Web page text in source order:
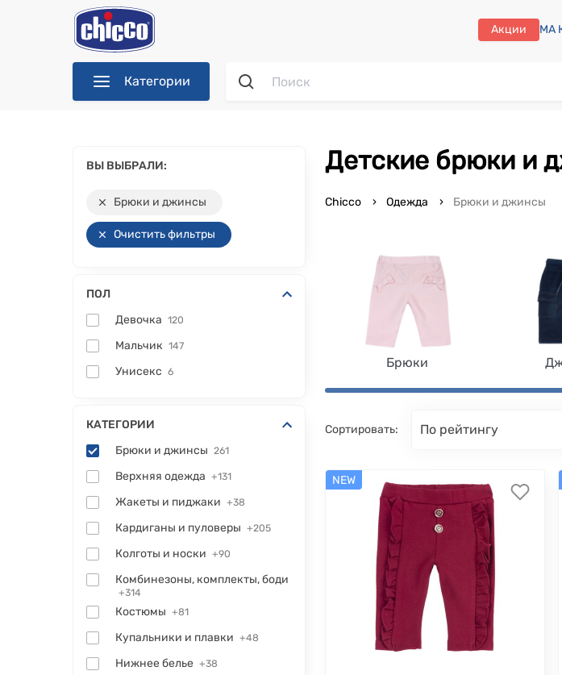
Акции МА
Категории
ВЫ ВЫБРАЛИ:
Брюки и джинсы
Очистить фильтры
ПОЛ
Девочка 120
Мальчик 147
Унисекс 6
КАТЕГОРИИ
Брюки и джинсы 261
Верхняя одежда +131
Жакеты и пиджаки +38
Кардиганы и пуловеры +205
Колготы и носки +90
Комбинезоны, комплекты, боди
+314
Костюмы +81
Купальники и плавки +48
Нижнее белье +38
Детские брюки и
Chicco Одежда Брюки и джинсы
Брюки
Сортировать: по рейтингу
NEW